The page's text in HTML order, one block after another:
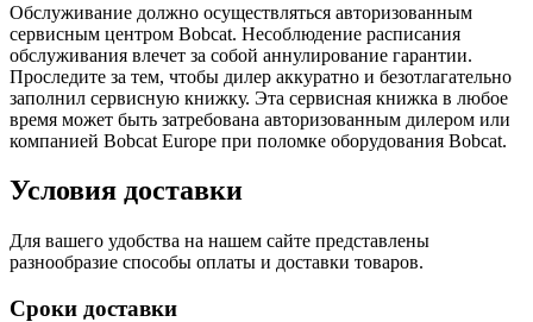
Обслуживание должно осуществляться авторизованным
сервисным центром Bobcat. Несоблюдение расписания
обслуживания влечет за собой аннулирование гарантии.
Проследите за тем, чтобы дилер аккуратно и безотлагательно
заполнил сервисную книжку. Эта сервисная книжка в любое
время может быть затребована авторизованным дилером или
компанией Bobcat Europe при поломке оборудования Bobcat.
Условия доставки
Для вашего удобства на нашем сайте представлены
разнообразие способы оплаты и доставки товаров.
Сроки доставки